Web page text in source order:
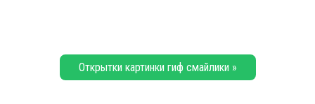
Открытки картинки гиф смайлики »